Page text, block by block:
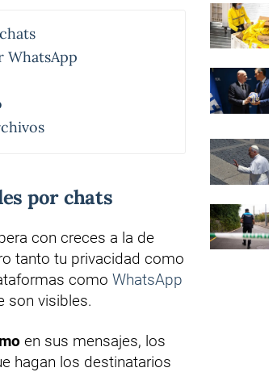
WhatsApp
por chats
con creces a la de
tanto tu privacidad como
como WhatsApp
son visibles.
en sus mensajes, los
hagan los destinatarios